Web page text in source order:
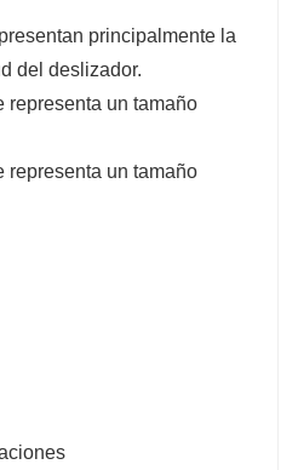
principalmente la
del deslizador.
representa un tamaño
representa un tamaño